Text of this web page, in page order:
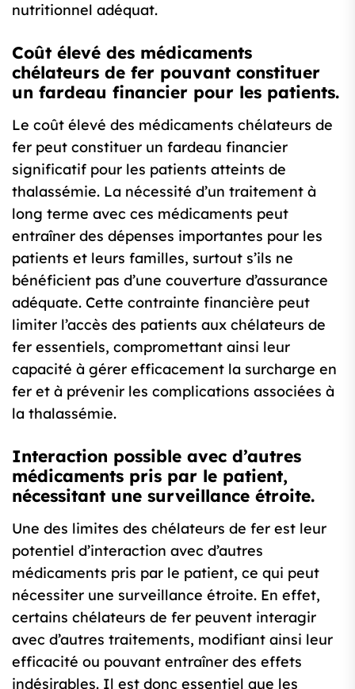
nutritionnel adéquat.
Coût élevé des médicaments
chélateurs de fer pouvant constituer
un fardeau financier pour les patients.
Le coût élevé des médicaments chélateurs de
fer peut constituer un fardeau financier
significatif pour les patients atteints de
thalassémie. La nécessité d’un traitement à
long terme avec ces médicaments peut
entraîner des dépenses importantes pour les
patients et leurs familles, surtout s’ils ne
bénéficient pas d’une couverture d’assurance
adéquate. Cette contrainte financière peut
limiter l’accès des patients aux chélateurs de
fer essentiels, compromettant ainsi leur
capacité à gérer efficacement la surcharge en
fer et à prévenir les complications associées à
la thalassémie.
Interaction possible avec d’autres
médicaments pris par le patient,
nécessitant une surveillance étroite.
Une des limites des chélateurs de fer est leur
potentiel d’interaction avec d’autres
médicaments pris par le patient, ce qui peut
nécessiter une surveillance étroite. En effet,
certains chélateurs de fer peuvent interagir
avec d’autres traitements, modifiant ainsi leur
efficacité ou pouvant entraîner des effets
indésirables. Il est donc essentiel que les